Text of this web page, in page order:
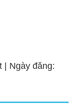
| Ngày đăng: